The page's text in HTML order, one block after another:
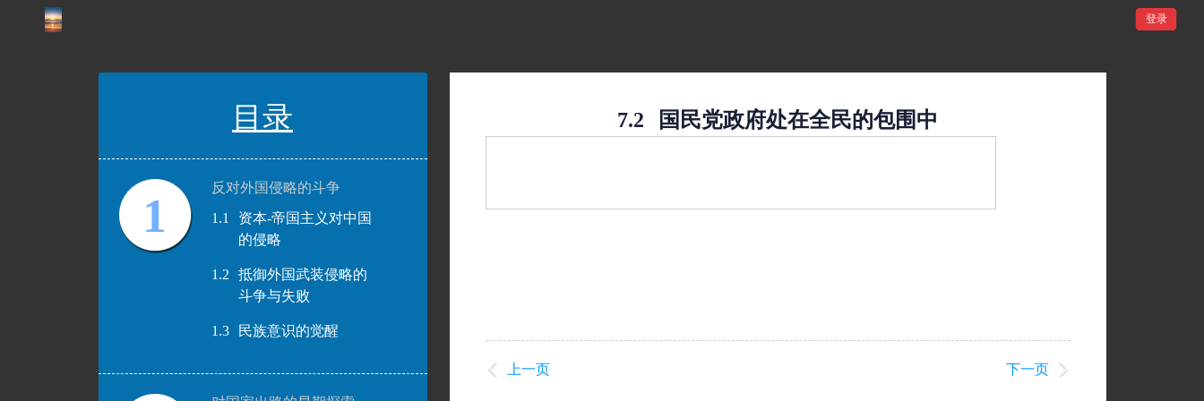
登录
目录
1
反对外国侵略的斗争
1.1
资本-帝国主义对中国
的侵略
1.2
抵御外国武装侵略的
斗争与失败
1.3 民族意识的觉醒
7.2 国民党政府处在全民的包围中
上一页 下一页